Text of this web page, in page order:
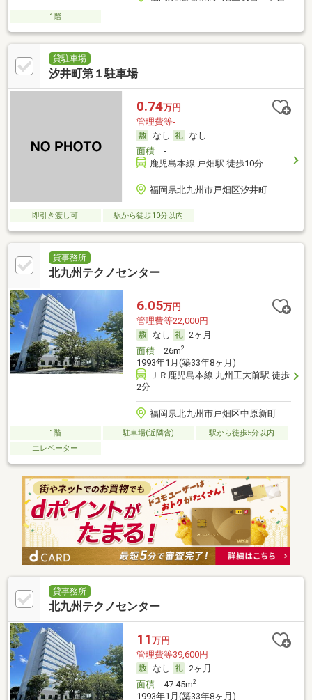
1階
貸駐車場
汐井町第１駐車場
0.74万円
管理費等-
なし
なし
面積-
鹿児島本線 戸畑駅 徒歩10分
福岡県北九州市戸畑区汐井町
即引き渡し可 駅から徒歩10分以内
貸事務所
北九州テクノセンター
6.05万円
管理費等22,000円
なし
2ヶ月
面積26m2
1993年1月(築33年8ヶ月)
ＪＲ鹿児島本線 九州工大前駅 徒歩
2分
福岡県北九州市戸畑区中原新町
1階 駐車場(近隣含)
駅から徒歩5分以内
エレベーター
貸事務所
北九州テクノセンター
11 万円
管理費等39,600円
なし
2ヶ月
面積47.45m2
1993年1月(築33年8ヶ月)